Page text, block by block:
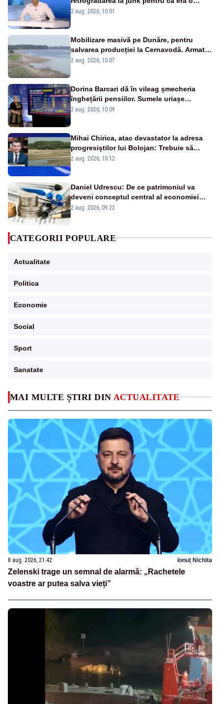
MAI MULTE ȘTIRI DIN ACTUALITATE
8 aug. 2026, 21:42 Ionuț Nichita
Zelenski trage un semnal de alarmă: „Rachetele
voastre ar putea salva vieți”
catastrofă pentru bănci și fondurile de
2 aug. 2026, 10:01
Mobilizare masivă pe Dunăre, pentru
salvarea producției la Cernavodă. Armata
va detona o stâncă și va devia apa
2 aug. 2026, 10:07
Dorina Barcari dă în vileag șmecheria
înghețării pensiilor. Sumele uriașe
pierdute de fiecare român
2 aug. 2026, 10:09
Mihai Chirica, atac devastator la adresa
progresiștilor lui Bolojan: Trebuie să
protejăm și natura, dar nu șținem omaneii
2 aug. 2026, 10:12
Daniel Udrescu: De ce patrimoniul va
deveni conceptul central al economiei
viitoare?
2 aug. 2026, 09:22
CATEGORII POPULARE
Actualitate
Politica
Economie
Social
Sport
Sanatate